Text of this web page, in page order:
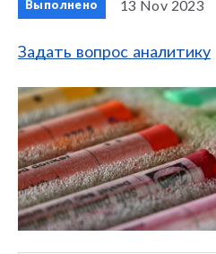
Выполнено 13 Nov 2023
Задать вопрос аналитику